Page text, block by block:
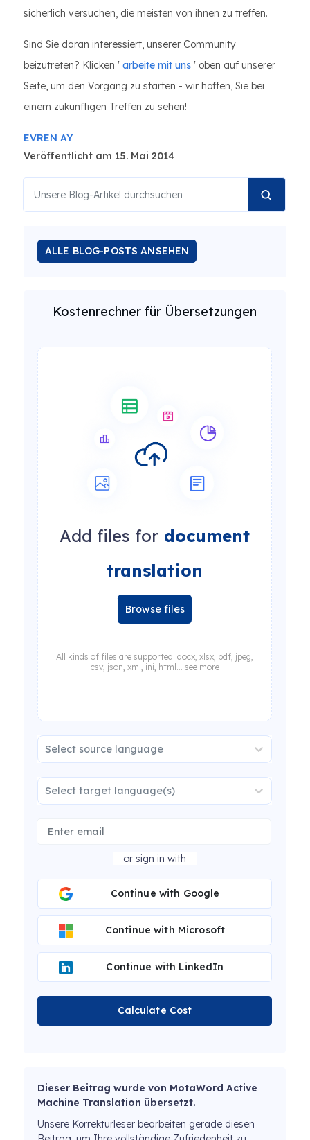
sicherlich versuchen, die meisten von ihnen zu treffen.
Sind Sie daran interessiert, unserer Community
beizutreten? Klicken ' arbeite mit uns ' oben auf unserer
Seite, um den Vorgang zu starten - wir hoffen, Sie bei
einem zukünftigen Treffen zu sehen!
EVREN AY
Veröffentlicht am 15. Mai 2014
ALLE BLOG-POSTS ANSEHEN
Kostenrechner für Übersetzungen
Add files for document
translation
Browse files
All kinds of files are supported: docx, xlsx, pdf, jpeg,
csv, json, xml, ini, html... see more
Select source language
Select target language(s)
or sign in with
Continue with Google
Continue with Microsoft
Continue with LinkedIn
Calculate Cost
Dieser Beitrag wurde von MotaWord Active
Machine Translation übersetzt.
Unsere Korrekturleser bearbeiten gerade diesen